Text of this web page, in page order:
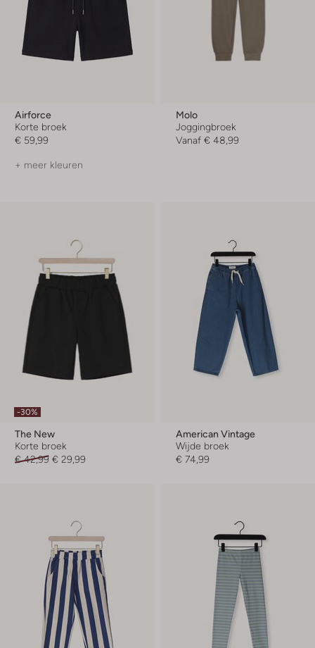
Airforce
Korte broek
€ 59,99
+ meer kleuren
Molo
Joggingbroek
Vanaf € 48,99
-30%
The New
Korte broek
€ 42,99 € 29,99
American Vintage
Wijde broek
€ 74,99